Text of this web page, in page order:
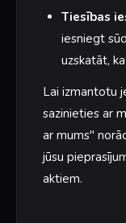
Tiesības
iesniegt
uzskatāt,
Lai izmantotu
sazinieties ar
ar mums"
jūsu
aktiem.